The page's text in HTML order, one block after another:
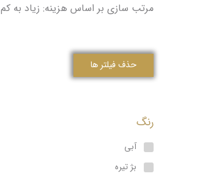
مرتب سازی بر اساس هزینه: زیاد به کم
حذف فیلتر ها
رنگ
آبی
بژ تیره